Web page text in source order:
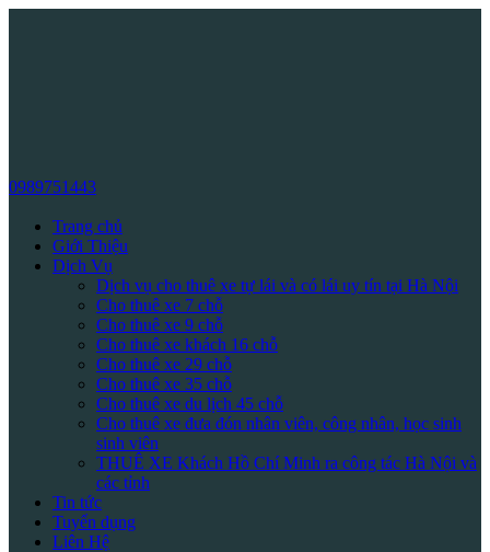
0989751443
Trang chủ
Giới Thiệu
Dịch Vụ
Dịch vụ cho thuê xe tự lái và có lái uy tín tại Hà Nội
Cho thuê xe 7 chỗ
Cho thuê xe 9 chỗ
Cho thuê xe khách 16 chỗ
Cho thuê xe 29 chỗ
Cho thuê xe 35 chỗ
Cho thuê xe du lịch 45 chỗ
Cho thuê xe đưa đón nhân viên, công nhân, học sinh
sinh viên
THUÊ XE Khách Hồ Chí Minh ra công tác Hà Nội và
các tỉnh
Tin tức
Tuyển dụng
Liên Hệ